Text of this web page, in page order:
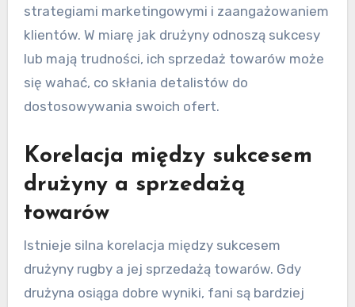
strategiami marketingowymi i zaangażowaniem
klientów. W miarę jak drużyny odnoszą sukcesy
lub mają trudności, ich sprzedaż towarów może
się wahać, co skłania detalistów do
dostosowywania swoich ofert.
Korelacja między sukcesem
drużyny a sprzedażą
towarów
Istnieje silna korelacja między sukcesem
drużyny rugby a jej sprzedażą towarów. Gdy
drużyna osiąga dobre wyniki, fani są bardziej